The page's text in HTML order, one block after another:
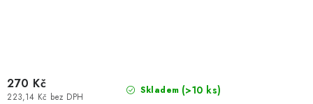
Skladem (>10 ks)
223,14 Kč bez DPH
270 Kč